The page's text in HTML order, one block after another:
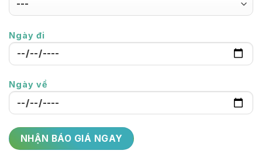
Ngày đi
Ngày về